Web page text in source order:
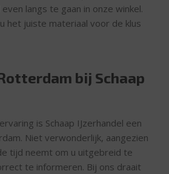
langs te gaan in onze winkel.
het juiste materiaal voor de klus
bij Schaap
is Schaap IJzerhandel een
Niet verwonderlijk, aangezien
tijd neemt om u uitgebreid te
te informeren. Bij ons draait